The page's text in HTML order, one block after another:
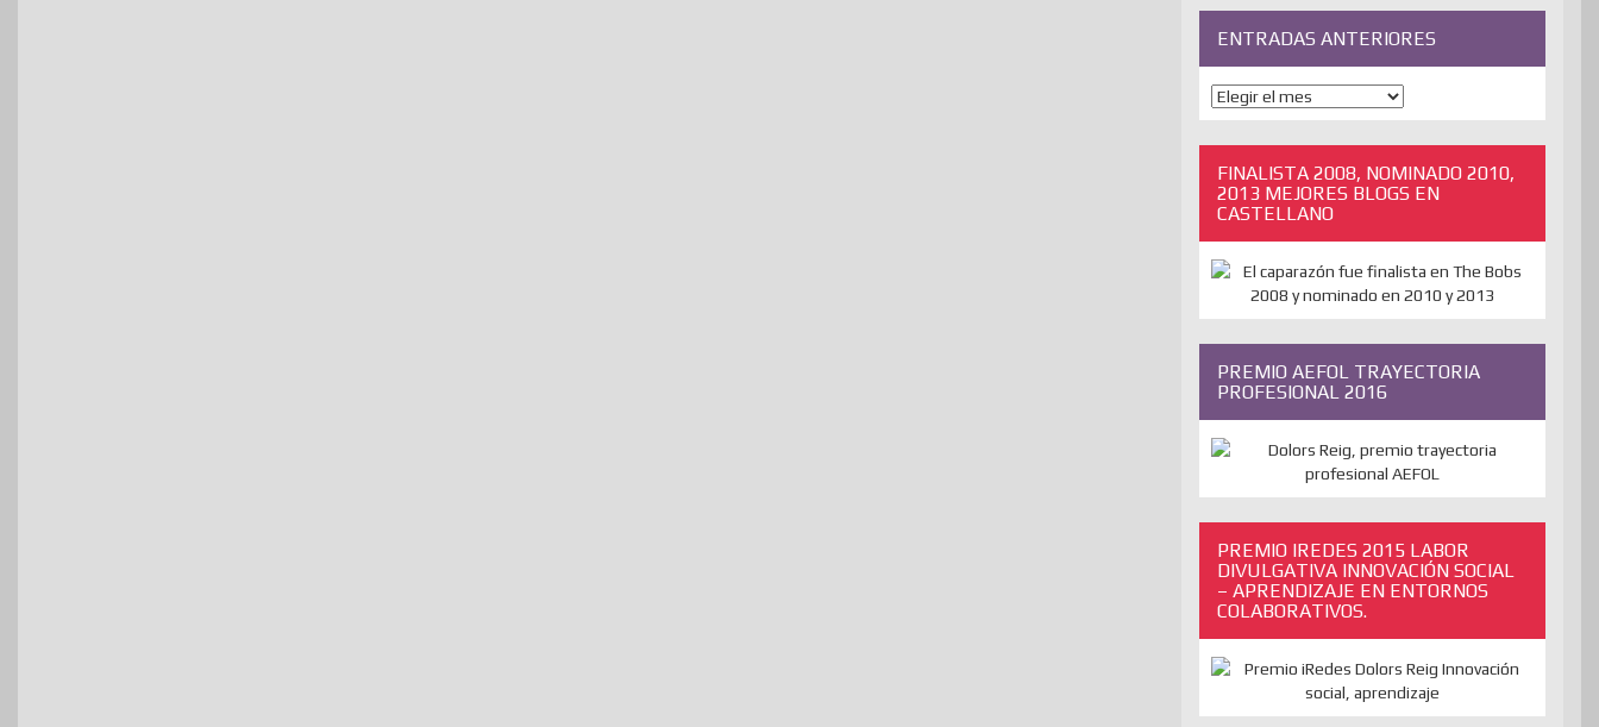
ENTRADAS ANTERIORES
ENTRADAS
ANTERIORES
FINALISTA 2008, NOMINADO 2010,
2013 MEJORES BLOGS EN
CASTELLANO
PREMIO AEFOL TRAYECTORIA
PROFESIONAL 2016
PREMIO IREDES 2015 LABOR
DIVULGATIVA INNOVACIÓN SOCIAL
– APRENDIZAJE EN ENTORNOS
COLABORATIVOS.